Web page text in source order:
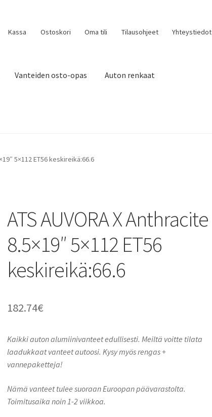
Kassa Ostoskori Oma tili Tilausohjeet Yhteystiedot
Vanteiden osto-opas Auton renkaat
5×112 ET56 keskireikä:66.6
ATS AUVORA X Anthracite
8.5×19″ 5×112 ET56
keskireikä:66.6
182.74€
Kaikki auton alumiinivanteet edullisesti. Meiltä voitte tilata
laadukkaat vanteet autoosi. Kysy myös rengas +
vannepaketteja!
Nämä vanteet tulee suoraan Euroopan päävarastolta.
Toimitusaika noin 1-2 viikkoa.